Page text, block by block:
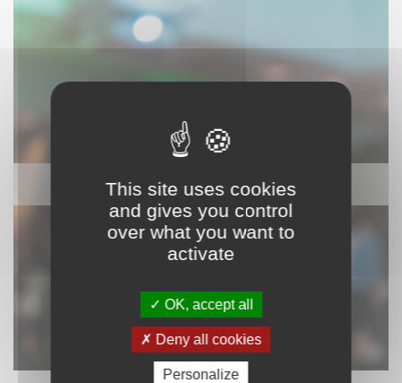
SONORISATION
This site uses cookies
and gives you control
over what you want to
activate
OK, accept all
Deny all cookies
Personalize